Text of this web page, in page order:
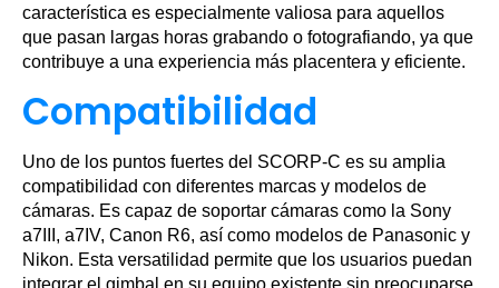
característica es especialmente valiosa para aquellos
que pasan largas horas grabando o fotografiando, ya que
contribuye a una experiencia más placentera y eficiente.
Compatibilidad
Uno de los puntos fuertes del SCORP-C es su amplia
compatibilidad con diferentes marcas y modelos de
cámaras. Es capaz de soportar cámaras como la Sony
a7III, a7IV, Canon R6, así como modelos de Panasonic y
Nikon. Esta versatilidad permite que los usuarios puedan
integrar el gimbal en su equipo existente sin preocuparse